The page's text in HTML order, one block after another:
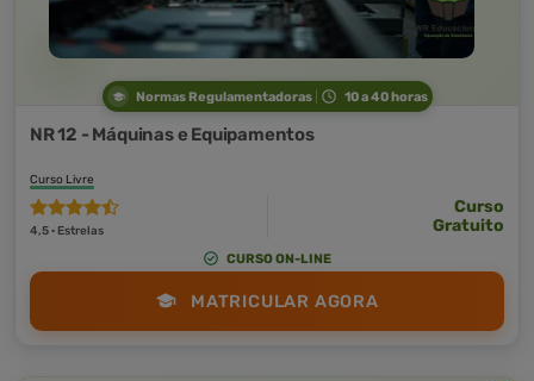
Normas Regulamentadoras 10 a 40 horas
NR 12 - Máquinas e Equipamentos
Curso Livre
4,5 · Estrelas
Curso
Gratuito
CURSO ON-LINE
MATRICULAR AGORA